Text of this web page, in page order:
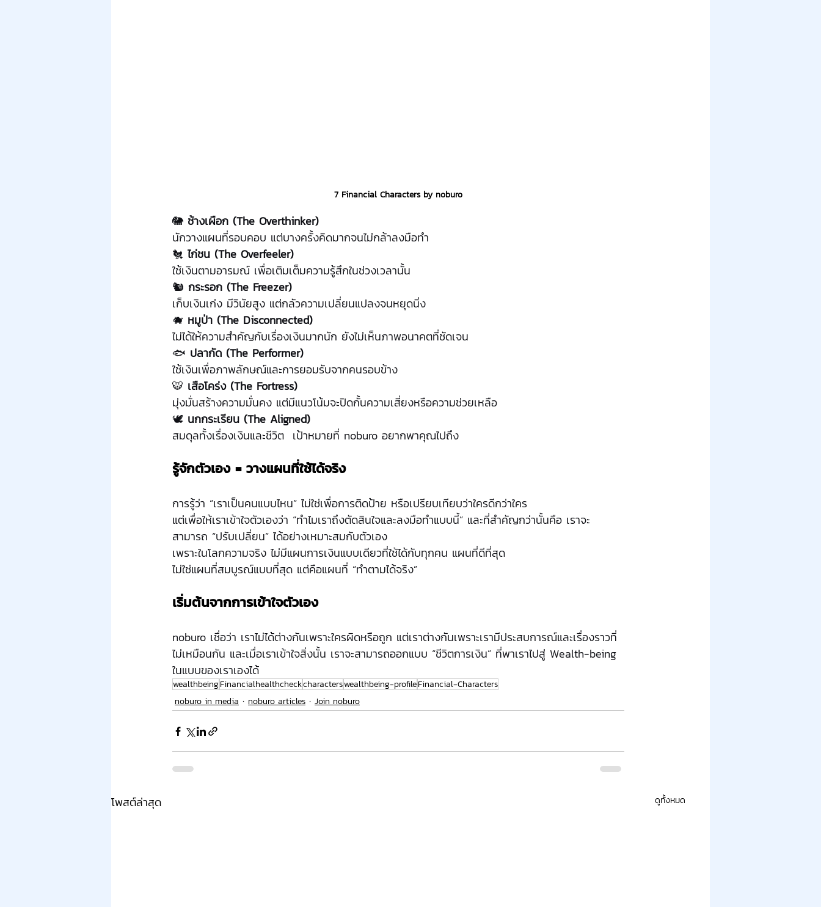
7 Financial Characters by noburo
🐘 ช้างเผือก (The Overthinker)
นักวางแผนที่รอบคอบ แต่บางครั้งคิดมากจนไม่กล้าลงมือทำ
🐔 ไก่ชน (The Overfeeler)
ใช้เงินตามอารมณ์ เพื่อเติมเต็มความรู้สึกในช่วงเวลานั้น
🐿️ กระรอก (The Freezer)
เก็บเงินเก่ง มีวินัยสูง แต่กลัวความเปลี่ยนแปลงจนหยุดนิ่ง
🐗 หมูป่า (The Disconnected)
ไม่ได้ให้ความสำคัญกับเรื่องเงินมากนัก ยังไม่เห็นภาพอนาคตที่ชัดเจน
🐟 ปลากัด (The Performer)
ใช้เงินเพื่อภาพลักษณ์และการยอมรับจากคนรอบข้าง
🐯 เสือโคร่ง (The Fortress)
มุ่งมั่นสร้างความมั่นคง แต่มีแนวโน้มจะปิดกั้นความเสี่ยงหรือความช่วยเหลือ
🕊️ นกกระเรียน (The Aligned)
สมดุลทั้งเรื่องเงินและชีวิต  เป้าหมายที่ noburo อยากพาคุณไปถึง
รู้จักตัวเอง = วางแผนที่ใช้ได้จริง
การรู้ว่า “เราเป็นคนแบบไหน” ไม่ใช่เพื่อการติดป้าย หรือเปรียบเทียบว่าใครดีกว่าใคร
แต่เพื่อให้เราเข้าใจตัวเองว่า “ทำไมเราถึงตัดสินใจและลงมือทำแบบนี้” และที่สำคัญกว่านั้นคือ เราจะ
สามารถ “ปรับเปลี่ยน” ได้อย่างเหมาะสมกับตัวเอง
เพราะในโลกความจริง ไม่มีแผนการเงินแบบเดียวที่ใช้ได้กับทุกคน แผนที่ดีที่สุด
ไม่ใช่แผนที่สมบูรณ์แบบที่สุด แต่คือแผนที่ “ทำตามได้จริง”
เริ่มต้นจากการเข้าใจตัวเอง
noburo เชื่อว่า เราไม่ได้ต่างกันเพราะใครผิดหรือถูก แต่เราต่างกันเพราะเรามีประสบการณ์และเรื่องราวที่
ไม่เหมือนกัน และเมื่อเราเข้าใจสิ่งนั้น เราจะสามารถออกแบบ “ชีวิตการเงิน” ที่พาเราไปสู่ Wealth-being
ในแบบของเราเองได้
wealthbeingFinancialhealthcheckcharacterswealthbeing-profileFinancial-Characters
noburo in media
noburo articles Join noburo
โพสต์ล่าสุด ดูทั้งหมด